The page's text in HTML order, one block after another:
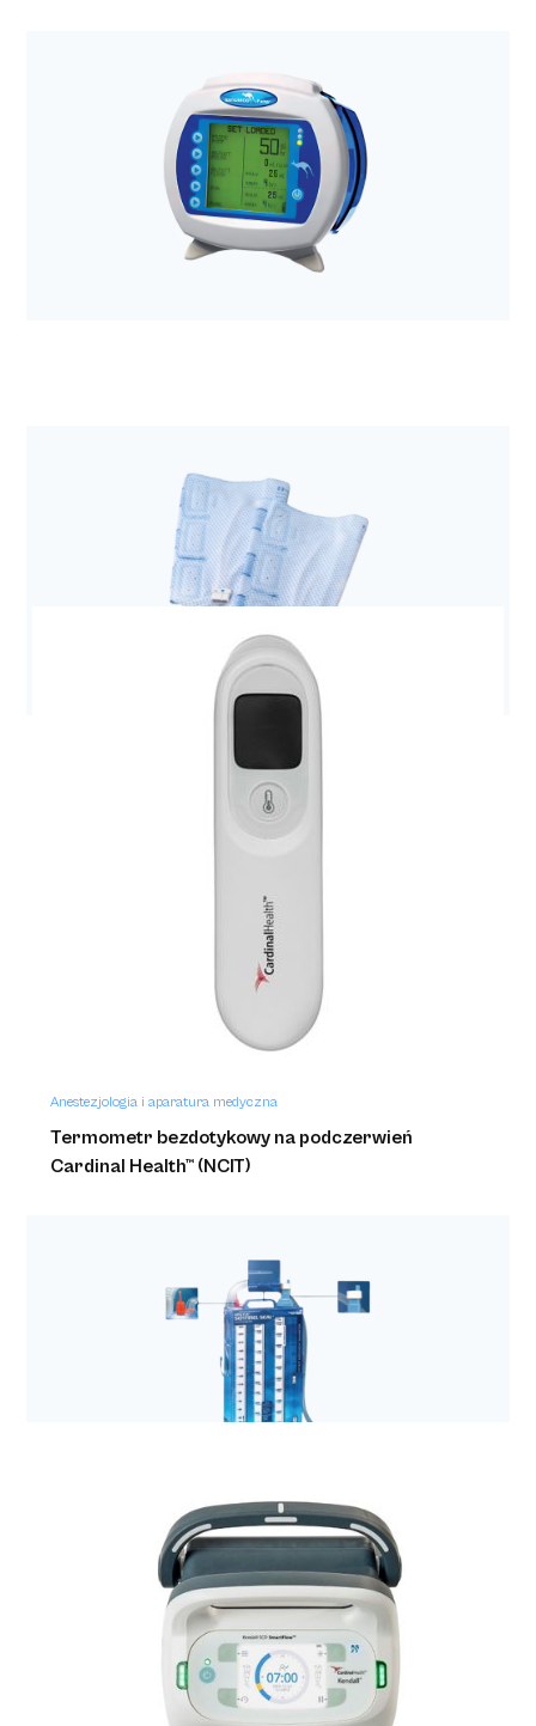
Anestezjologia i aparatura medyczna
Opatrunek Excilon AMD 10,2x10,2cm + gazik
Anestezjologia i aparatura medyczna
Pompa Kangaroo Joey
Anestezjologia i aparatura medyczna
Mankiet do ucisku sekwencyjnego udowy SCD
Anestezjologia i aparatura medyczna
Termometr bezdotykowy na podczerwień
Cardinal Health™ (NCIT)